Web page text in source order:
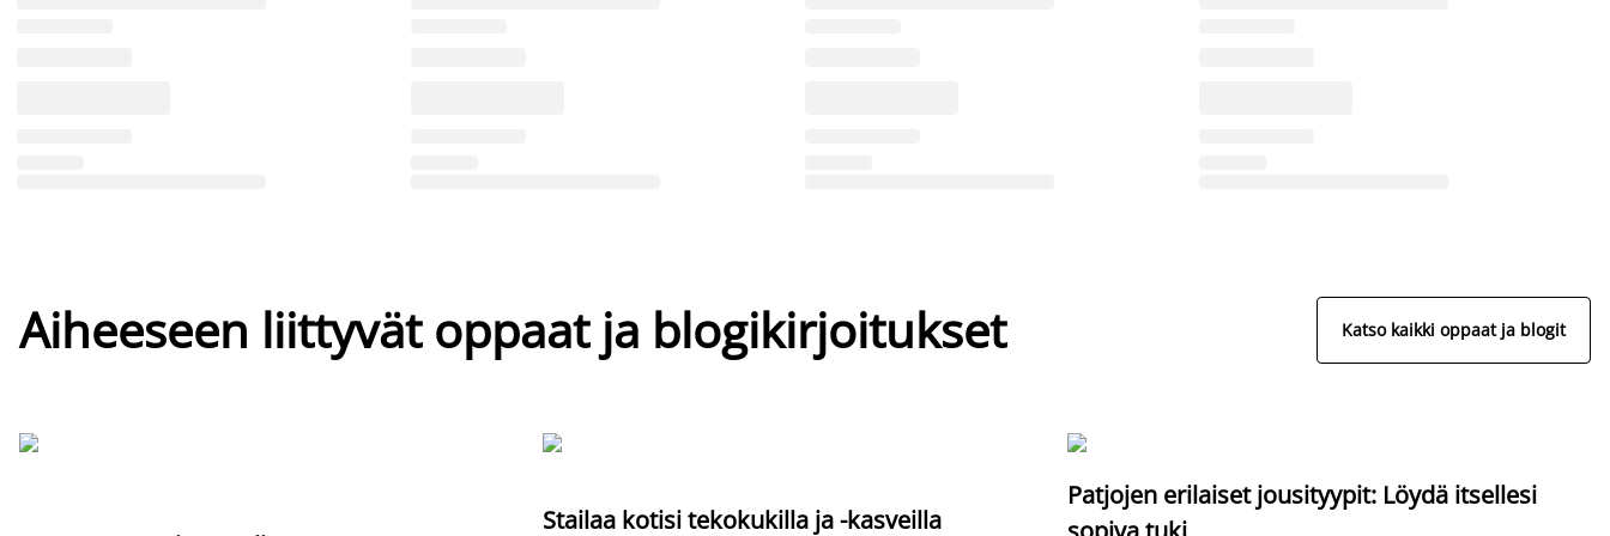
Aiheeseen liittyvät oppaat ja blogikirjoitukset Katso kaikki oppaat ja blogit
Stailaa kotisi tekokukilla ja -kasveilla
Patjojen erilaiset jousityypit: Löydä itsellesi